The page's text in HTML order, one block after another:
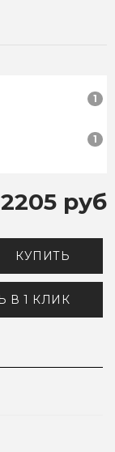
1
1
2205 руб
КУПИТЬ
В 1 КЛИК